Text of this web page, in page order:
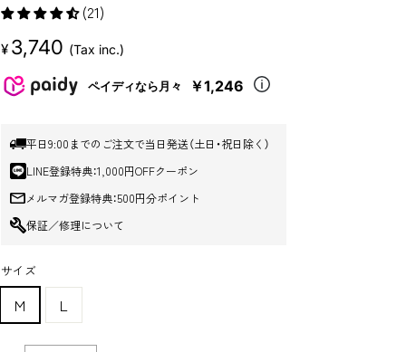
(21)
販
価
¥ 3,740 (Tax inc.)
ペイディなら月々 ￥1,246
平日9:00までのご注文で当日発送（土日・祝日除く）
LINE登録特典：1,000円OFFクーポン
メルマガ登録特典：500円分ポイント
保証／修理について
サイズ
M L